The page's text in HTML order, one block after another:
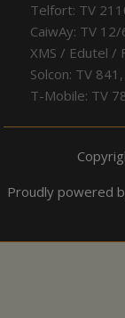
Telfort: TV
CaiwAy: TV
XMS / Edutel /
Solcon: TV
T-Mobile: TV
Proudly powered